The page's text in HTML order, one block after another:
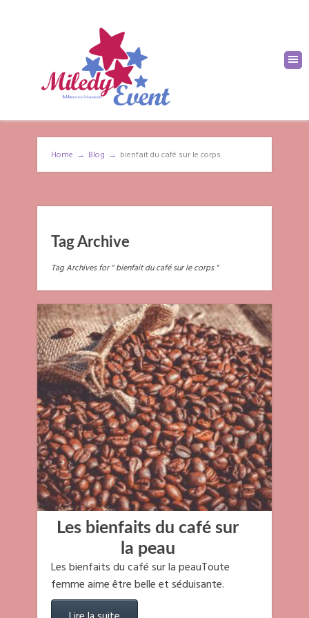
Home → Blog → bienfait du café sur le corps
Tag Archive
Tag Archives for " bienfait du café sur le corps "
Les bienfaits du café sur
la peau
Les bienfaits du café sur la peauToute
femme aime être belle et séduisante.